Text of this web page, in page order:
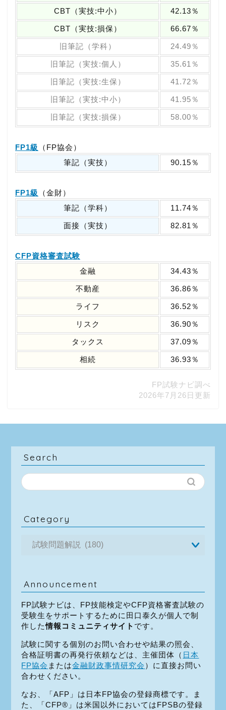
CBT（実技:中小） 42.13％
CBT（実技:損保） 66.67％
旧筆記（学科） 24.49％
旧筆記（実技:個人） 35.61％
旧筆記（実技:生保） 41.72％
旧筆記（実技:中小） 41.95％
旧筆記（実技:損保） 58.00％
FP1級
（FP協会）
筆記（実技）
90.15％
FP1級
（金財）
筆記（学科）
11.74％
面接（実技） 82.81％
CFP資格審査試験
金融
34.43％
不動産 36.86％
ライフ 36.52％
リスク 36.90％
タックス 37.09％
相続 36.93％
FP試験ナビ調べ
2026年7月26日更新
Search
Category
Announcement
FP試験ナビは、FP技能検定やCFP資格審査試験の
受験生をサポートするために田口泰久が個人で制
作した情報コミュニティサイト です。
試験に関する個別のお問い合わせや結果の照会、
合格証明書の再発行依頼などは、主催団体（ 日本
FP協会 または金融財政事情研究会 ）に直接お問い
合わせください。
なお、「AFP」は日本FP協会の登録商標です。ま
た、「CFP®」は米国以外においてはFPSBの登録